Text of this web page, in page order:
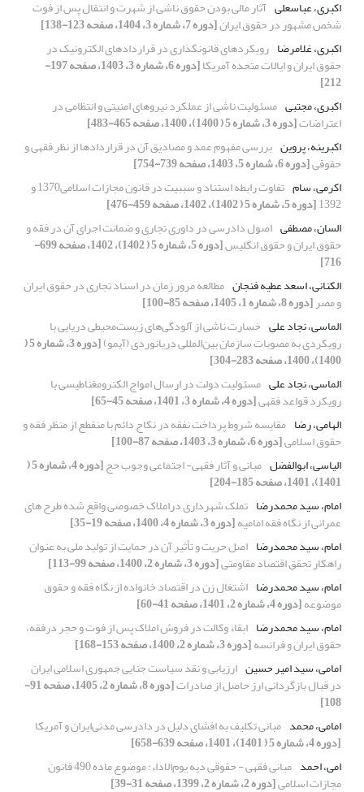
اکبری، عباسعلی آثار مالی ‏بودن حقوق ناشی از شهرت و انتقال پس از فوت
شخص مشهور در حقوق ایران[دوره 7، شماره 3، 1404، صفحه 123-138]
اکبری، غلامرضا رویکردهای قانونگذاری در قراردادهای الکترونیک در
حقوق ایران و ایالات متحده آمریکا [دوره 6، شماره 3، 1403، صفحه 197-
212]
اکبری، مجتبی مسئولیت ناشی از عملکرد نیروهای امنیتی و انتظامی در
اعتراضات[دوره 3، شماره 5 ( 1400)، 1400، صفحه 465-483]
اکبرینه، پروین بررسی مفهوم عمد و مصادیق آن در قراردادها از نظر فقهی و
حقوقی[دوره 6، شماره 5، 1403، صفحه 739-754]
اکرمی، سام
تفاوت رابطه استناد و سببیت در قانون مجازات اسلامی1370 و
1392[دوره 5، شماره 5 ( 1402)، 1402، صفحه 459-476]
السان، مصطفی اصول دادرسی در داوری تجاری و ضمانت اجرای آن در فقه و
حقوق ایران و حقوق انگلیس [دوره 5، شماره 5 ( 1402)، 1402، صفحه 699-
716]
الکنانی، اسعد عطیه فنجان مطالعه مرور زمان در اسناد تجاری در حقوق ایران
و مصر[دوره 8، شماره 1، 1405، صفحه 85-100]
الماسی، نجاد علی خسارت ناشی از آلودگی‌های زیست‌محیطی دریایی با
رویکردی به مصوبات سازمان بین‌المللی دریانوردی (آیمو) [دوره 3، شماره 5 (
1400)، 1400، صفحه 283-304]
الماسی، نجاد علی مسئولیت دولت در ارسال امواج الکترومغناطیسی با
رویکرد قواعد فقهی[دوره 4، شماره 3، 1401، صفحه 45-65]
الهامی، رضا مقایسه شروط پرداخت نفقه در نکاح دائم با منقطع از منظر فقه و
حقوق اسلامی[دوره 6، شماره 3، 1403، صفحه 87-100]
الیاسی، ابوالفضل مبانی و آثار فقهی- اجتماعی وجوب حج [دوره 4، شماره 5 (
1401)، 1401، صفحه 185-204]
امام، سید محمدرضا تملک شهرداری دراملاک خصوصی واقع شده طرح های
عمرانی از نگاه فقه امامیه[دوره 3، شماره 4، 1400، صفحه 19-35]
امام، سید محمدرضا اصل حریت و تأثیر آن در حمایت از تولید ملی به عنوان
راهکار تحقق اقتصاد مقاومتی[دوره 3، شماره 2، 1400، صفحه 99-113]
امام، سید محمدرضا اشتغال زن در اقتصاد خانواده از نگاه فقه و حقوق
موضوعه[دوره 4، شماره 2، 1401، صفحه 41-60]
امام، سید محمدرضا ابقاء وکالت در فروش املاک پس از فوت و حجر درفقه،
حقوق ایران و فرانسه[دوره 3، شماره 2، 1400، صفحه 153-168]
امامی، سید امیر حسین ارزیابی و نقد سیاست جنایی جمهوری اسلامی ایران
در قبال بازگردانی ارز حاصل از صادرات [دوره 8، شماره 2، 1405، صفحه 91-
108]
امامی، محمد مبانی تکلیف به افشای دلیل در دادرسی مدنی‌ایران و آمریکا
[دوره 4، شماره 5 ( 1401)، 1401، صفحه 639-658]
امی، احمد
مبانی فقهی - حقوقی دیه یوم‌الاداء؛ موضوع ماده 490 قانون
مجازات اسلامی[دوره 2، شماره 2، 1399، صفحه 31-39]